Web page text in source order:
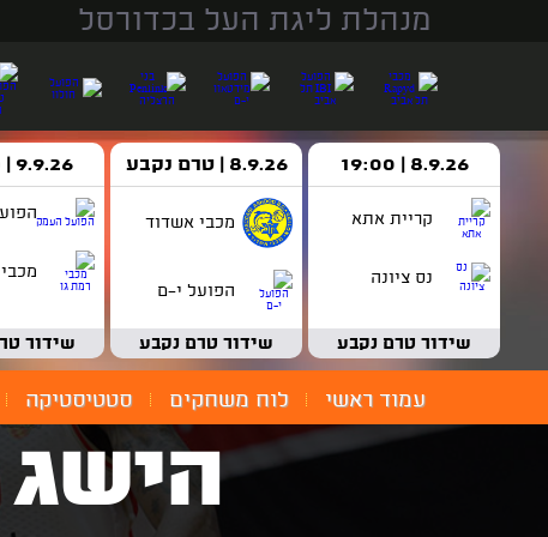
מנהלת ליגת העל בכדורסל
8.9.26 | 19:00
קריית אתא
נס ציונה
שידור טרם נקבע
8.9.26 | טרם נקבע
מכבי אשדוד
הפועל י-ם
שידור טרם נקבע
9.9.26 | 18:30
שידור
עמוד ראשי לוח משחקים סטטיסטיקה